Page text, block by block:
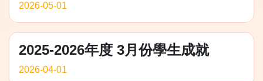
2026-05-01
2025-2026年度 3月份學生成就
2026-04-01